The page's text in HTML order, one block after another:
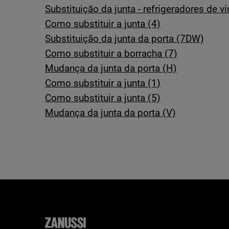
Substituição da junta - refrigeradores de
Como substituir a junta (4)
Substituição da junta da porta (7DW)
Como substituir a borracha (7)
Mudança da junta da porta (H)
Como substituir a junta (1)
Como substituir a junta (5)
Mudança da junta da porta (V)